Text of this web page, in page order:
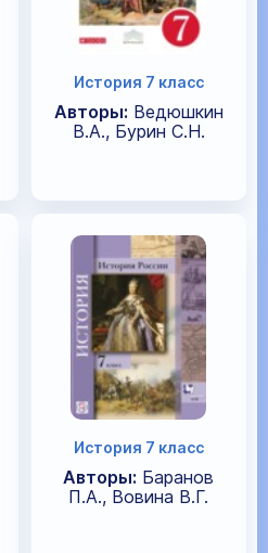
История 7 класс
Авторы: Ведюшкин
В.А., Бурин С.Н.
История 7 класс
Авторы: Баранов
П.А., Вовина В.Г.